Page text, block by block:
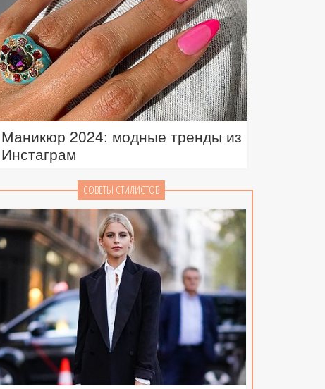
Маникюр 2024: модные тренды из
Инстаграм
СОВЕТЫ СТИЛИСТОВ